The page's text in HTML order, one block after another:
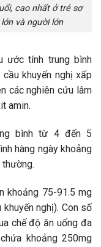
cao nhất ở trẻ sơ
và người lớn
ước tính trung bình
khuyến nghị xấp
các nghiên cứu lâm
amin.
bình từ 4 đến 5
hàng ngày khoảng
khoảng 75-91.5 mg
nghị). Con số
chế độ ăn uống đa
khoảng 250mg